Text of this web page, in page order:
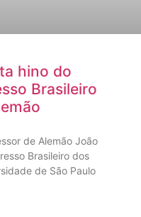
hino do
Brasileiro
de Alemão João
Brasileiro dos
de São Paulo